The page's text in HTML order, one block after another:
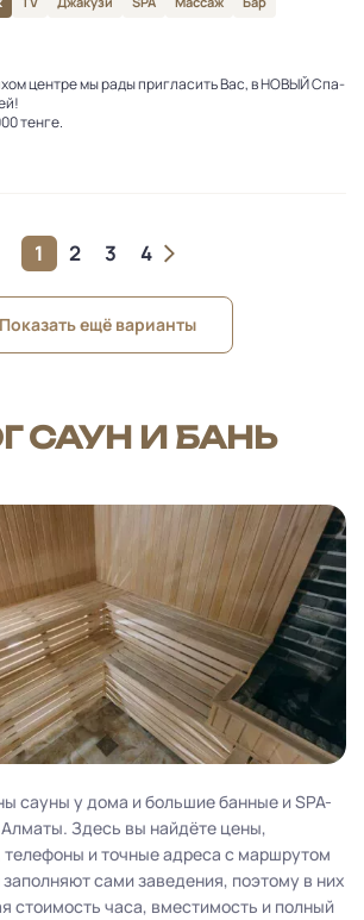
центре мы рады пригласить Вас, в НОВЫЙ Спа-
тенге.
1 2 3 4
Показать ещё варианты
САУН И БАНЬ
сауны у дома и большие банные и SPA-
Здесь вы найдёте цены,
телефоны и точные адреса с маршрутом
заполняют сами заведения, поэтому в них
стоимость часа, вместимость и полный